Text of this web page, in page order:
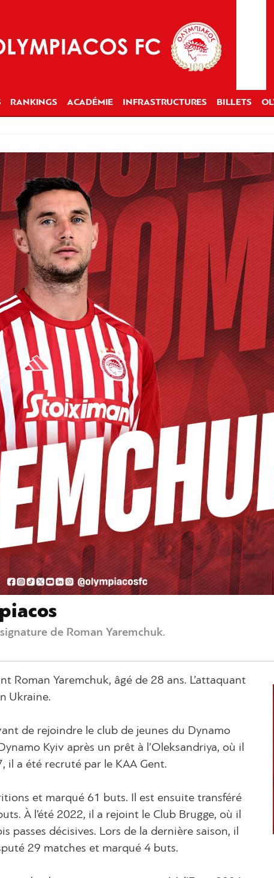
RANKINGS ACADÉMIE INFRASTRUCTURES BILLETS
de Roman Yaremchuk.
Roman Yaremchuk, âgé de 28 ans. L’attaquant
Ukraine.
de rejoindre le club de jeunes du Dynamo
Kyiv après un prêt à l’Oleksandriya, où il
il a été recruté par le KAA Gent.
et marqué 61 buts. Il est ensuite transféré
À l’été 2022, il a rejoint le Club Brugge, où il
décisives. Lors de la dernière saison, il
29 matches et marqué 4 buts.